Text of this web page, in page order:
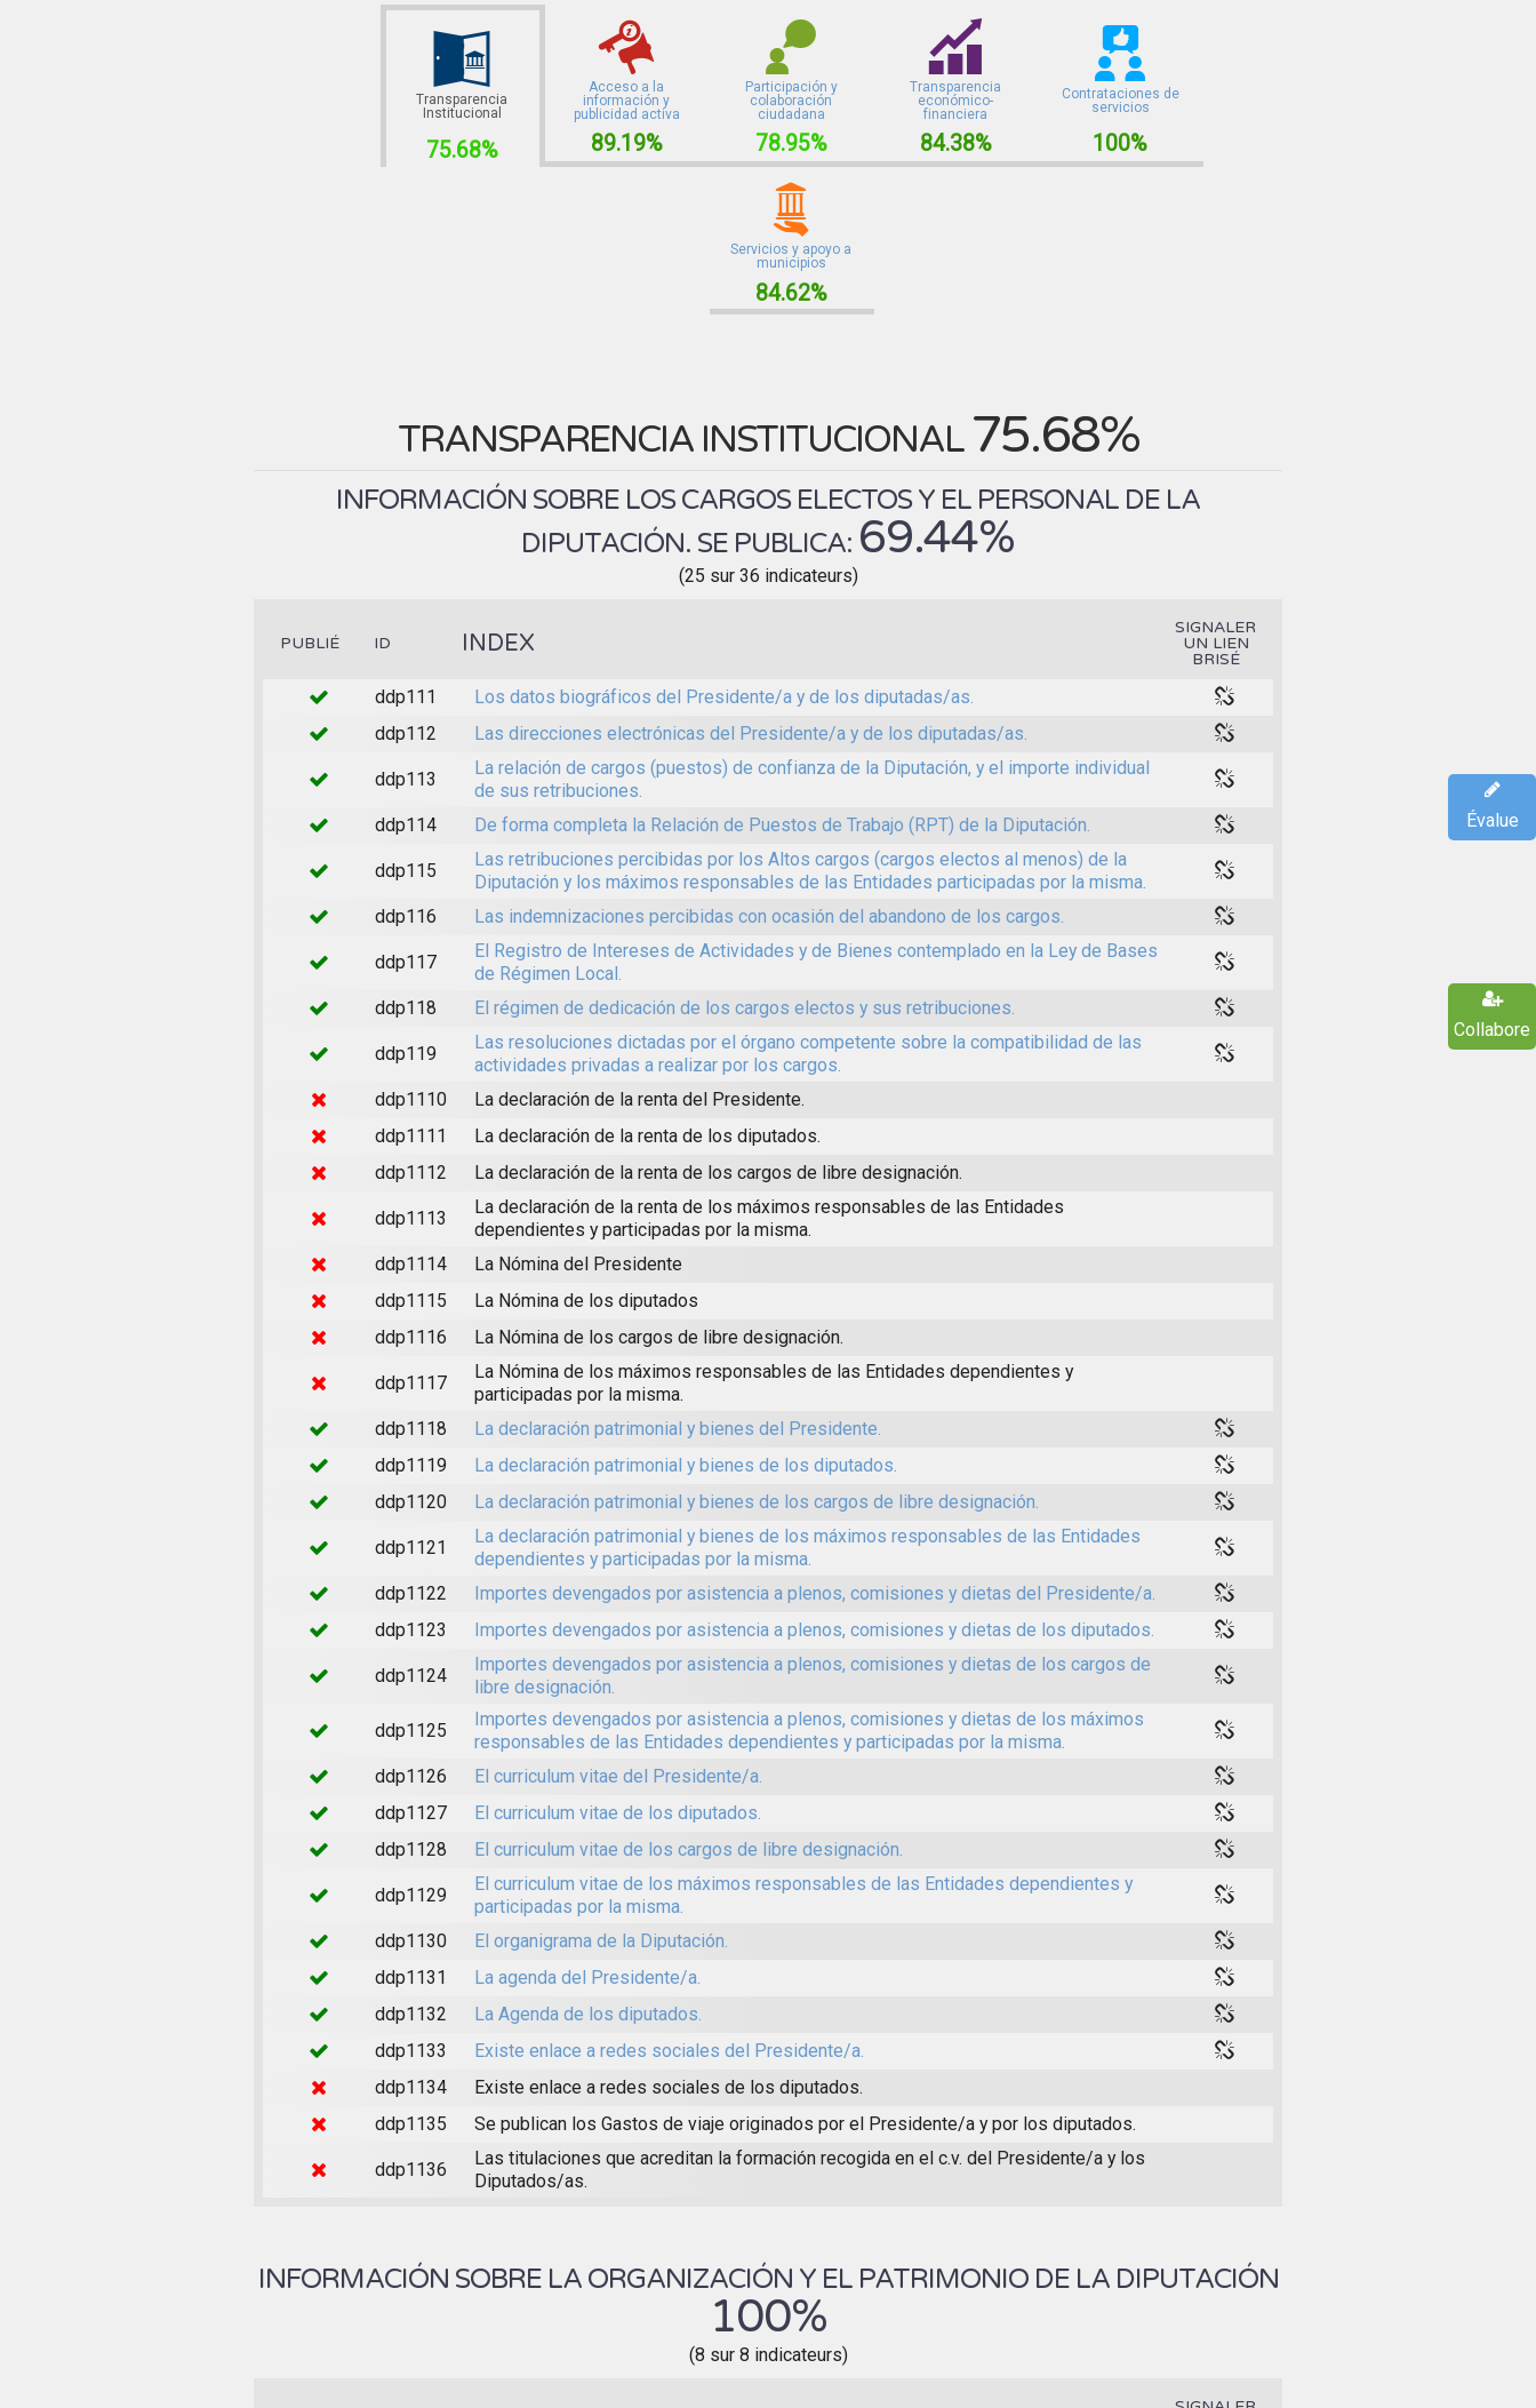
Transparencia
Institucional
75.68%
Acceso a la
información y
publicidad activa
89.19%
Participación y
colaboración
ciudadana
78.95%
Transparencia
económico-
financiera
84.38%
Contrataciones de
servicios
100%
Servicios y apoyo a
municipios
84.62%
TRANSPARENCIA INSTITUCIONAL 75.68%
INFORMACIÓN SOBRE LOS CARGOS ELECTOS Y EL PERSONAL DE LA
DIPUTACIÓN. SE PUBLICA: 69.44%
(25 sur 36 indicateurs)
PUBLIÉ ID INDEX
SIGNALER
UN LIEN
BRISÉ
ddp111
Los datos biográficos del Presidente/a y de los diputadas/as.
ddp112
Las direcciones electrónicas del Presidente/a y de los diputadas/as.
ddp113
La relación de cargos (puestos) de confianza de la Diputación, y el importe individual
de sus retribuciones.
ddp114
De forma completa la Relación de Puestos de Trabajo (RPT) de la Diputación.
ddp115
Las retribuciones percibidas por los Altos cargos (cargos electos al menos) de la
Diputación y los máximos responsables de las Entidades participadas por la misma.
ddp116
Las indemnizaciones percibidas con ocasión del abandono de los cargos.
ddp117
El Registro de Intereses de Actividades y de Bienes contemplado en la Ley de Bases
de Régimen Local.
ddp118
El régimen de dedicación de los cargos electos y sus retribuciones.
ddp119
Las resoluciones dictadas por el órgano competente sobre la compatibilidad de las
actividades privadas a realizar por los cargos.
ddp1110
La declaración de la renta del Presidente.
ddp1111
La declaración de la renta de los diputados.
ddp1112
La declaración de la renta de los cargos de libre designación.
ddp1113
La declaración de la renta de los máximos responsables de las Entidades
dependientes y participadas por la misma.
ddp1114
La Nómina del Presidente
ddp1115
La Nómina de los diputados
ddp1116
La Nómina de los cargos de libre designación.
ddp1117
La Nómina de los máximos responsables de las Entidades dependientes y
participadas por la misma.
ddp1118
La declaración patrimonial y bienes del Presidente.
ddp1119
La declaración patrimonial y bienes de los diputados.
ddp1120
La declaración patrimonial y bienes de los cargos de libre designación.
ddp1121
La declaración patrimonial y bienes de los máximos responsables de las Entidades
dependientes y participadas por la misma.
ddp1122
Importes devengados por asistencia a plenos, comisiones y dietas del Presidente/a.
ddp1123
Importes devengados por asistencia a plenos, comisiones y dietas de los diputados.
ddp1124
Importes devengados por asistencia a plenos, comisiones y dietas de los cargos de
libre designación.
ddp1125
Importes devengados por asistencia a plenos, comisiones y dietas de los máximos
responsables de las Entidades dependientes y participadas por la misma.
ddp1126
El curriculum vitae del Presidente/a.
ddp1127
El curriculum vitae de los diputados.
ddp1128
El curriculum vitae de los cargos de libre designación.
ddp1129
El curriculum vitae de los máximos responsables de las Entidades dependientes y
participadas por la misma.
ddp1130
El organigrama de la Diputación.
ddp1131
La agenda del Presidente/a.
ddp1132
La Agenda de los diputados.
ddp1133
Existe enlace a redes sociales del Presidente/a.
ddp1134
Existe enlace a redes sociales de los diputados.
ddp1135
Se publican los Gastos de viaje originados por el Presidente/a y por los diputados.
ddp1136
Las titulaciones que acreditan la formación recogida en el c.v. del Presidente/a y los
Diputados/as.
INFORMACIÓN SOBRE LA ORGANIZACIÓN Y EL PATRIMONIO DE LA DIPUTACIÓN
100%
(8 sur 8 indicateurs)
Évalue
Collabore